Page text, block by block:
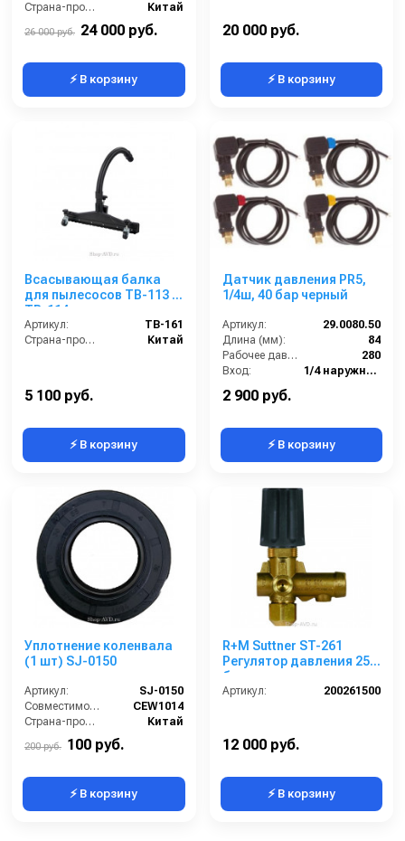
Страна-производитель:
Китай
26 000 руб. 24 000 руб.
⚡ В корзину
20 000 руб.
⚡ В корзину
Всасывающая балка
для пылесосов TB-113 и
TB-114
Артикул:
TB-161
Страна-производитель:
Китай
5 100 руб.
⚡ В корзину
Датчик давления PR5,
1/4ш, 40 бар черный
Артикул:
29.0080.50
Длина (мм):
84
Рабочее давление (бар):
280
Вход:
1/4 наружняя резьба
2 900 руб.
⚡ В корзину
Уплотнение коленвала
(1 шт) SJ-0150
Артикул:
SJ-0150
Совместимость:
CEW1014
Страна-производитель:
Китай
200 руб. 100 руб.
⚡ В корзину
R+M Suttner ST-261
Регулятор давления 250
бар
Артикул: 200261500
12 000 руб.
⚡ В корзину